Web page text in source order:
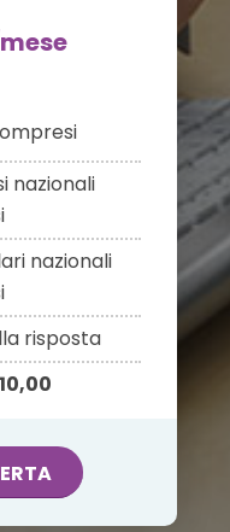
nazionali
nazionali
risposta